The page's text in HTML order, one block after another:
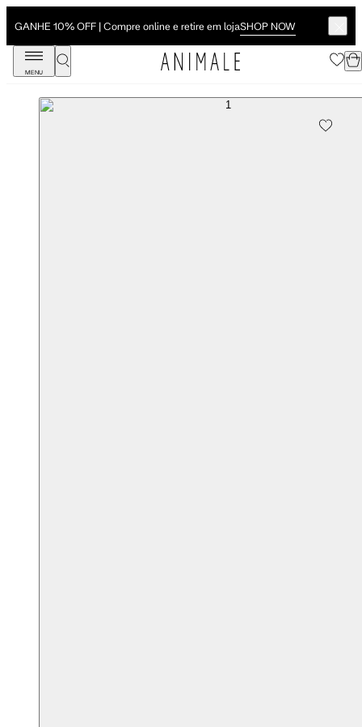
GANHE 10% OFF | Compre online e retire em lojaSHOP NOW
MENU